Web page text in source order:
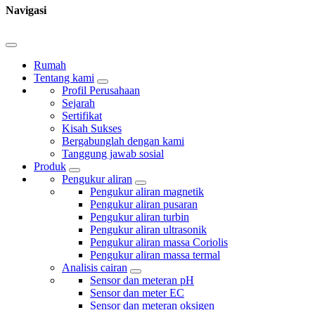
Navigasi
Rumah
Tentang kami
Profil Perusahaan
Sejarah
Sertifikat
Kisah Sukses
Bergabunglah dengan kami
Tanggung jawab sosial
Produk
Pengukur aliran
Pengukur aliran magnetik
Pengukur aliran pusaran
Pengukur aliran turbin
Pengukur aliran ultrasonik
Pengukur aliran massa Coriolis
Pengukur aliran massa termal
Analisis cairan
Sensor dan meteran pH
Sensor dan meter EC
Sensor dan meteran oksigen